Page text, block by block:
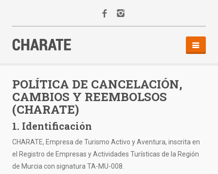
AGENDA
ACTIVIDADES
ALQUILER
EQUIPO
CONTACTO
POLÍTICA DE CANCELACIÓN,
CAMBIOS Y REEMBOLSOS
(CHARATE)
1. Identificación
CHARATE, Empresa de Turismo Activo y Aventura, inscrita en
el Registro de Empresas y Actividades Turísticas de la Región
de Murcia con signatura TA-MU-008.